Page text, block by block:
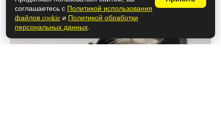
соглашаетесь с Политикой использования
файлов cookie и Политикой обработки
персональных данных.